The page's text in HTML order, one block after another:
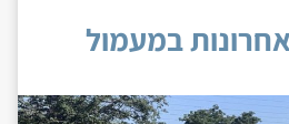
במעמול